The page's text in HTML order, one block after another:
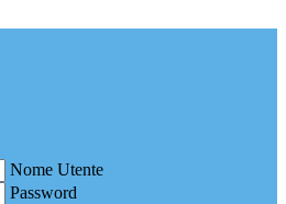
Nome Utente
Password